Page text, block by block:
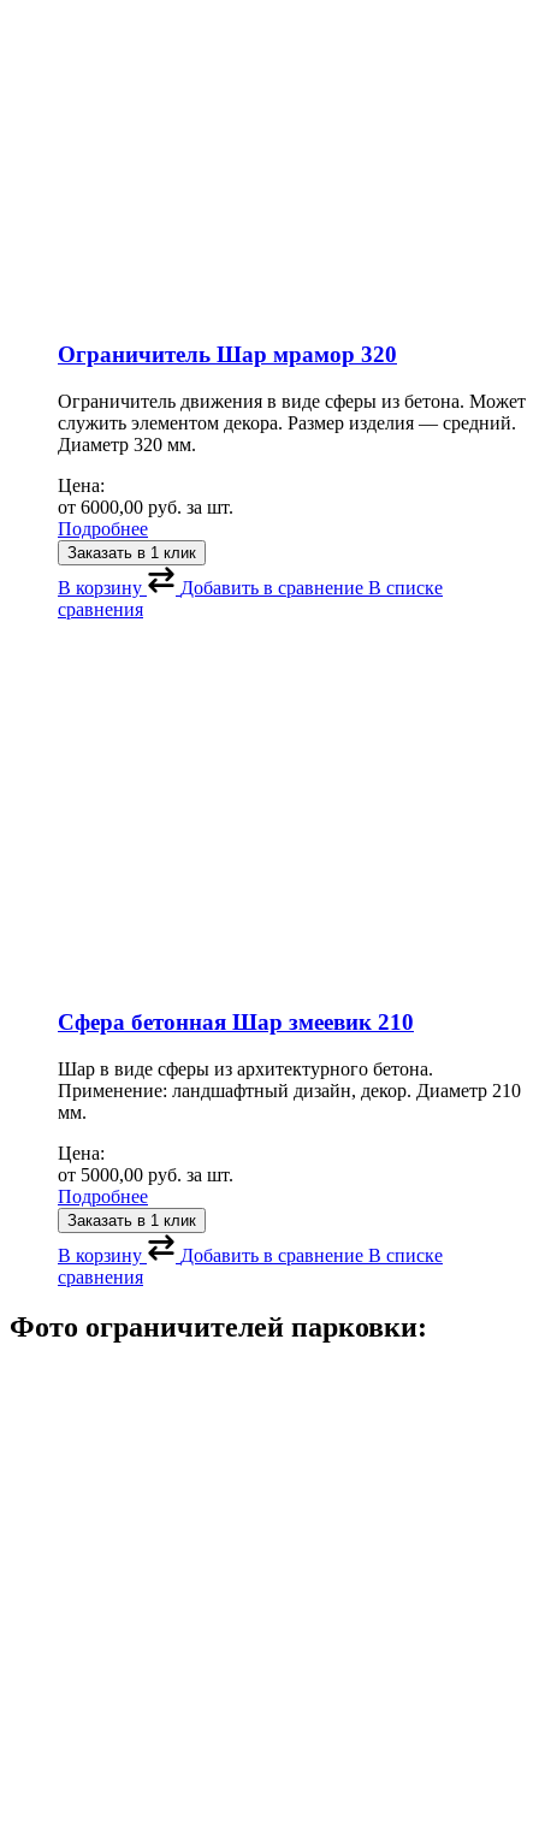
Ограничитель Шар мрамор 320
Ограничитель движения в виде сферы из бетона. Может
служить элементом декора. Размер изделия — средний.
Диаметр 320 мм.
Цена:
от 6000,00 руб. за шт.
Подробнее
Заказать в 1 клик
В корзину Добавить в сравнение В списке
сравнения
Сфера бетонная Шар змеевик 210
Шар в виде сферы из архитектурного бетона.
Применение: ландшафтный дизайн, декор. Диаметр 210
мм.
Цена:
от 5000,00 руб. за шт.
Подробнее
Заказать в 1 клик
В корзину Добавить в сравнение В списке
сравнения
Фото ограничителей парковки: